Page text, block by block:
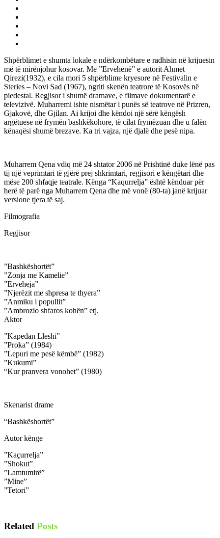
Shpërblimet e shumta lokale e ndërkombëtare e radhisin në krijuesin
më të mirënjohur kosovar. Me ”Ervehenë” e autorit Ahmet
Qirezi(1932), e cila mori 5 shpërblime kryesore në Festivalin e
Steries – Novi Sad (1967), ngriti skenën teatrore të Kosovës në
piedestal. Regjisor i shumë dramave, e filmave dokumentarë e
televizivë. Muharremi ishte nismëtar i punës së teatrove në Prizren,
Gjakovë, dhe Gjilan. Ai krijoi dhe këndoi një sërë këngësh
argëtuese në frymën bashkëkohore, të cilat frymëzuan dhe u falën
kënaqësi shumë brezave. Ka tri vajza, një djalë dhe pesë nipa.
Muharrem Qena vdiq më 24 shtator 2006 në Prishtinë duke lënë pas
tij një veprimtari të gjërë prej shkrimtari, regjisori e këngëtari dhe
mëse 200 shfaqje teatrale. Kënga “Kaqurrelja” është kënduar për
herë të parë nga Muharrem Qena dhe më vonë (80-ta) janë krijuar
versione tjera të saj.
Filmografia
Regjisor
”Bashkëshortët”
”Zonja me Kamelie”
”Erveheja”
”Njerëzit me shpresa te thyera”
”Anmiku i popullit”
”Ambrozio shfaros kohën” etj.
Aktor
”Kapedan Lleshi”
”Proka” (1984)
”Lepuri me pesë këmbë” (1982)
”Kukumi”
“Kur pranvera vonohet” (1980)
Skenarist drame
“Bashkëshortët”
Autor kënge
”Kaçurrelja”
”Shokut”
”Lamtumirë”
”Mine”
”Tetori”
Related Posts